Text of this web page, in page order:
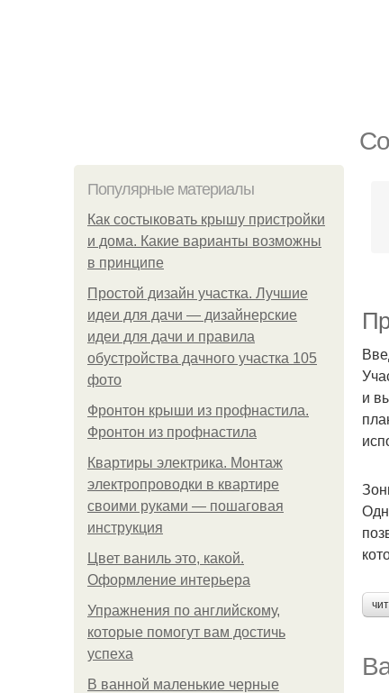
Популярные материалы
Как состыковать крышу пристройки
и дома. Какие варианты возможны
в принципе
Простой дизайн участка. Лучшие
идеи для дачи — дизайнерские
идеи для дачи и правила
обустройства дачного участка 105
фото
Фронтон крыши из профнастила.
Фронтон из профнастила
Квартиры электрика. Монтаж
электропроводки в квартире
своими руками — пошаговая
инструкция
Цвет ваниль это, какой.
Оформление интерьера
Упражнения по английскому,
которые помогут вам достичь
успеха
В ванной маленькие черные
и